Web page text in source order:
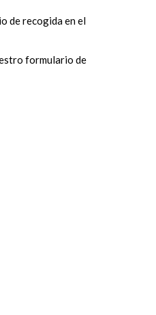
de recogida en el
formulario de